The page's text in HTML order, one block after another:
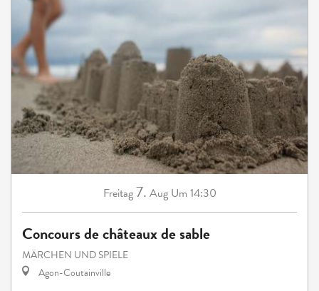
Freitag7. Aug Um 14:30
Concours de châteaux de sable
MÄRCHEN UND SPIELE
Agon-Coutainville